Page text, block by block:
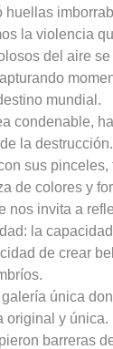
huellas
la violencia
del aire
mundial.
condenable,
la
sus pinceles,
de colores y
nos invita a
la capacidad
de crear
única
original y
barreras